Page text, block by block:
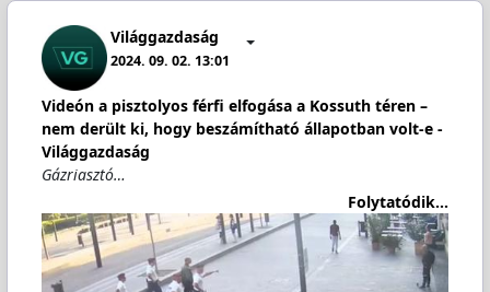
Világgazdaság
2024. 09. 02. 13:01
Videón a pisztolyos férfi elfogása a Kossuth téren –
nem derült ki, hogy beszámítható állapotban volt-e -
Világgazdaság
Gázriasztó…
Folytatódik...